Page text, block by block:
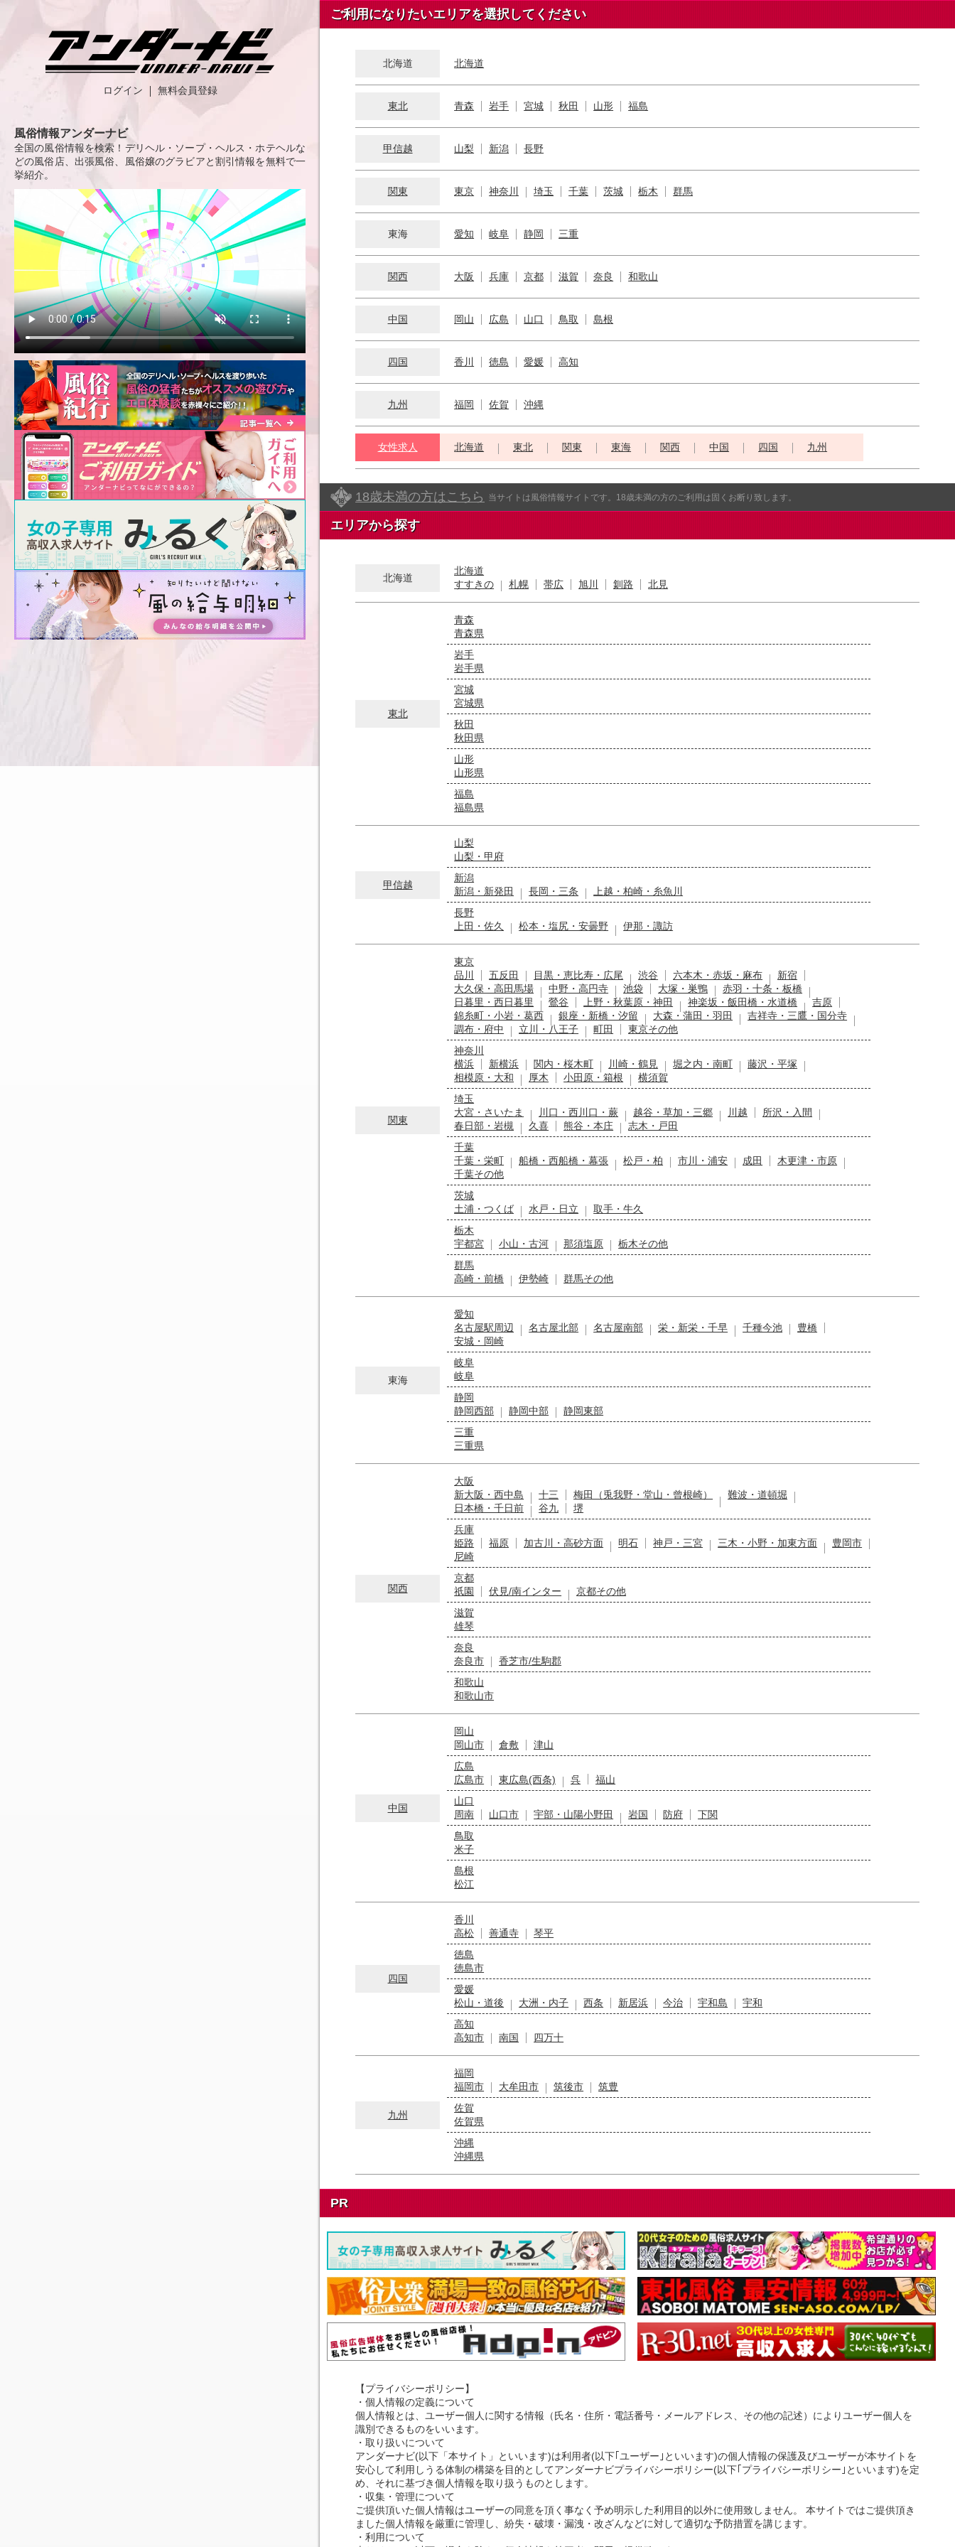
ログイン 無料会員登録
風俗情報アンダーナビ
全国の風俗情報を検索！デリヘル・ソープ・ヘルス・ホテヘルな
どの風俗店、出張風俗、風俗嬢のグラビアと割引情報を無料で一
挙紹介。
ご利用になりたいエリアを選択してください
北海道 北海道
東北 青森 岩手 宮城 秋田 山形 福島
甲信越 山梨 新潟 長野
関東 東京 神奈川 埼玉 千葉 茨城 栃木 群馬
東海 愛知 岐阜 静岡 三重
関西 大阪 兵庫 京都 滋賀 奈良 和歌山
中国 岡山 広島 山口 鳥取 島根
四国 香川 徳島 愛媛 高知
九州 福岡 佐賀 沖縄
女性求人 北海道 東北 関東 東海 関西 中国 四国 九州
18歳未満の方はこちら 当サイトは風俗情報サイトです。18歳未満の方のご利用は固くお断り致します。
エリアから探す
北海道
北海道
すすきの
札幌 帯広 旭川 釧路 北見
東北
青森
青森県
岩手
岩手県
宮城
宮城県
秋田
秋田県
山形
山形県
福島
福島県
甲信越
山梨
山梨・甲府
新潟
新潟・新発田
長岡・三条
上越・柏崎・糸魚川
長野
上田・佐久
松本・塩尻・安曇野 伊那・諏訪
関東
東京
品川
五反田 目黒・恵比寿・広尾 渋谷 六本木・赤坂・麻布
新宿
大久保・高田馬場
中野・高円寺 池袋 大塚・巣鴨
赤羽・十条・板橋
日暮里・西日暮里
鶯谷 上野・秋葉原・神田 神楽坂・飯田橋・水道橋
吉原
錦糸町・小岩・葛西
銀座・新橋・汐留 大森・蒲田・羽田
吉祥寺・三鷹・国分寺
調布・府中
立川・八王子 町田
東京その他
神奈川
横浜
新横浜 関内・桜木町 川崎・鶴見 堀之内・南町
藤沢・平塚
相模原・大和
厚木 小田原・箱根
横須賀
埼玉
大宮・さいたま
川口・西川口・蕨 越谷・草加・三郷 川越
所沢・入間
春日部・岩槻
久喜 熊谷・本庄
志木・戸田
千葉
千葉・栄町
船橋・西船橋・幕張 松戸・柏 市川・浦安 成田
木更津・市原
千葉その他
茨城
土浦・つくば
水戸・日立
取手・牛久
栃木
宇都宮
小山・古河 那須塩原
栃木その他
群馬
高崎・前橋
伊勢崎 群馬その他
東海
愛知
名古屋駅周辺
名古屋北部 名古屋南部 栄・新栄・千早 千種今池
豊橋
安城・岡崎
岐阜
岐阜
静岡
静岡西部
静岡中部
静岡東部
三重
三重県
関西
大阪
新大阪・西中島
十三 梅田（兎我野・堂山・曾根崎）
難波・道頓堀
日本橋・千日前
谷九
堺
兵庫
姫路
福原 加古川・高砂方面 明石 神戸・三宮 三木・小野・加東方面
豊岡市
尼崎
京都
祇園
伏見/南インター
京都その他
滋賀
雄琴
奈良
奈良市
香芝市/生駒郡
和歌山
和歌山市
中国
岡山
岡山市
倉敷
津山
広島
広島市
東広島(西条) 呉
福山
山口
周南
山口市 宇部・山陽小野田 岩国 防府
下関
鳥取
米子
島根
松江
四国
香川
高松
善通寺
琴平
徳島
徳島市
愛媛
松山・道後
大洲・内子 西条 新居浜 今治 宇和島
宇和
高知
高知市
南国 四万十
九州
福岡
福岡市
大牟田市 筑後市
筑豊
佐賀
佐賀県
沖縄
沖縄県
PR
【プライバシーポリシー】
・個人情報の定義について
個人情報とは、ユーザー個人に関する情報（氏名・住所・電話番号・メールアドレス、その他の記述）によりユーザー個人を
識別できるものをいいます。
・取り扱いについて
アンダーナビ(以下「本サイト」といいます)は利用者(以下｢ユーザー｣といいます)の個人情報の保護及びユーザーが本サイトを
安心して利用しうる体制の構築を目的としてアンダーナビプライバシーポリシー(以下｢プライバシーポリシー｣といいます)を定
め、それに基づき個人情報を取り扱うものとします。
・収集・管理について
ご提供頂いた個人情報はユーザーの同意を頂く事なく予め明示した利用目的以外に使用致しません。 本サイトではご提供頂き
ました個人情報を厳重に管理し、紛失・破壊・漏洩・改ざんなどに対して適切な予防措置を講じます。
・利用について